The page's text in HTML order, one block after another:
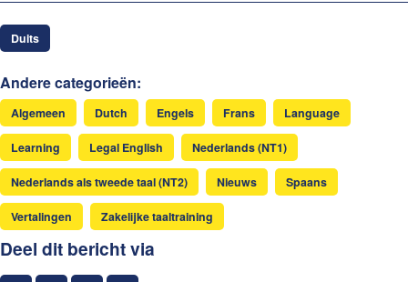
Duits
Andere categorieën:
Algemeen Dutch Engels Frans Language
Learning Legal English Nederlands (NT1)
Nederlands als tweede taal (NT2) Nieuws Spaans
Vertalingen Zakelijke taaltraining
Deel dit bericht via